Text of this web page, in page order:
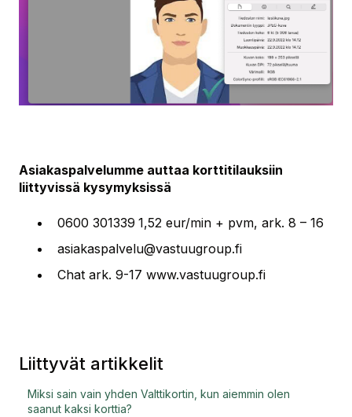
Asiakaspalvelumme auttaa korttitilauksiin
liittyvissä kysymyksissä
0600 301339 1,52 eur/min + pvm, ark. 8 – 16
asiakaspalvelu@vastuugroup.fi
Chat ark. 9-17 www.vastuugroup.fi
Liittyvät artikkelit
Miksi sain vain yhden Valttikortin, kun aiemmin olen
saanut kaksi korttia?